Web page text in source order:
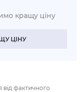
кращу ціну
ЦІНУ
від фактичного